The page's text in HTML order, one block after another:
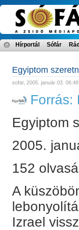
Hírportál Sófár
Egyiptom
sofar, 2005. január 03. 06:48
Forrás:
Egyiptom
2005.
152
A
Izrael